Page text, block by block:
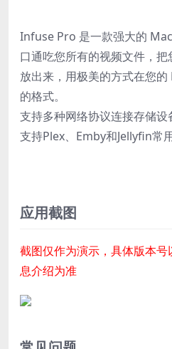
Infuse Pro 是一款强大的
口通吃您所有的视频文件，
放出来，用极美的方式在您
的格式。
支持多种网络协议连接存储设
支持Plex、Emby和Jellyfin常
应用截图
截图仅作为演示，具体版本
息介绍为准